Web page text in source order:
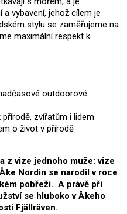
vybavení, jehož cílem je
stylu se zaměřujeme na
maximální respekt k
outdoorové
zvířatům i lidem
o život v přírodě
z vize jednoho muže: vize
Nordin se narodil v roce
pobřeží. A právě při
se hluboko v Åkeho
Fjällräven.